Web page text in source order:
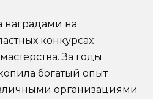
наградами на
конкурсах
За годы
богатый опыт
организациями